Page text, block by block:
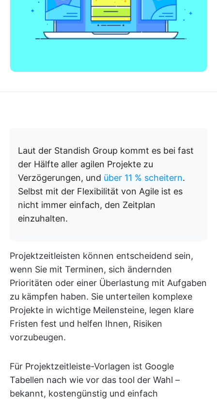
Laut der Standish Group kommt es bei fast
der Hälfte aller agilen Projekte zu
Verzögerungen, und über 11 % scheitern.
Selbst mit der Flexibilität von Agile ist es
nicht immer einfach, den Zeitplan
einzuhalten.
Projektzeitleisten können entscheidend sein,
wenn Sie mit Terminen, sich ändernden
Prioritäten oder einer Überlastung mit Aufgaben
zu kämpfen haben. Sie unterteilen komplexe
Projekte in wichtige Meilensteine, legen klare
Fristen fest und helfen Ihnen, Risiken
vorzubeugen.
Für Projektzeitleiste-Vorlagen ist Google
Tabellen nach wie vor das tool der Wahl –
bekannt, kostengünstig und einfach